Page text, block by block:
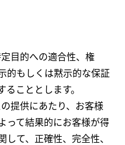
目的への適合性、権
的もしくは黙示的な保証
こととします。
提供にあたり、お客様
って結果的にお客様が得
して、正確性、完全性、